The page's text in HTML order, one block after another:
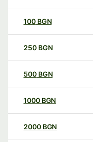
100 BGN
250 BGN
500 BGN
1000 BGN
2000 BGN